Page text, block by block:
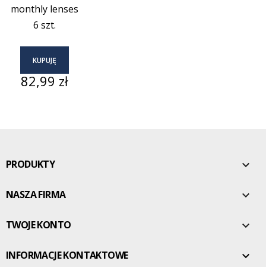
monthly lenses
6 szt.
KUPUJĘ
Cena
82,99 zł
PRODUKTY 
NASZA FIRMA 
TWOJE KONTO 
INFORMACJE KONTAKTOWE 